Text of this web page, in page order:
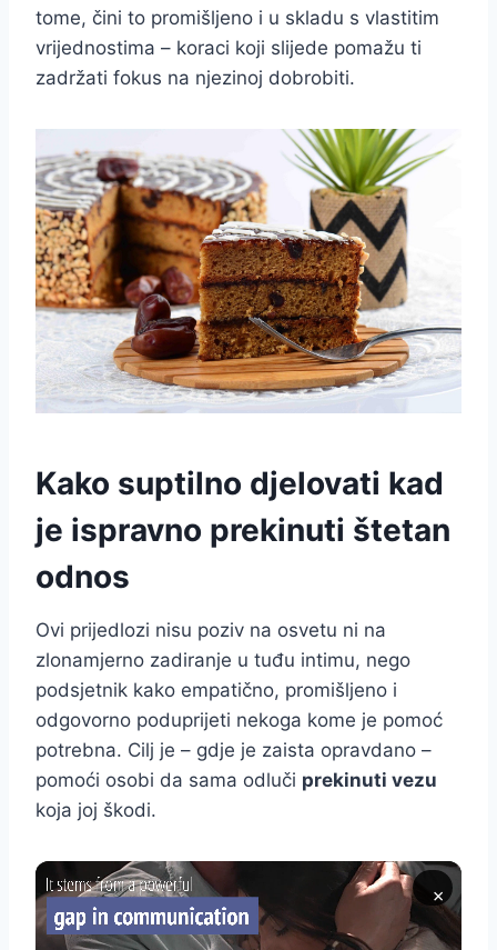
tome, čini to promišljeno i u skladu s vlastitim
vrijednostima – koraci koji slijede pomažu ti
zadržati fokus na njezinoj dobrobiti.
Kako suptilno djelovati kad
je ispravno prekinuti štetan
odnos
Ovi prijedlozi nisu poziv na osvetu ni na
zlonamjerno zadiranje u tuđu intimu, nego
podsjetnik kako empatično, promišljeno i
odgovorno poduprijeti nekoga kome je pomoć
potrebna. Cilj je – gdje je zaista opravdano –
pomoći osobi da sama odluči prekinuti vezu
koja joj škodi.
×